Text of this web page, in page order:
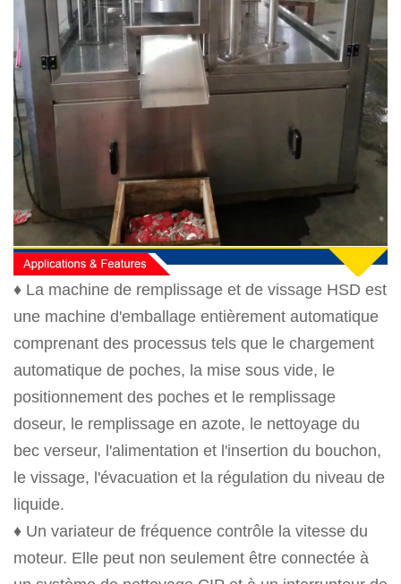
♦ La machine de remplissage et de vissage HSD est
une machine d'emballage entièrement automatique
comprenant des processus tels que le chargement
automatique de poches, la mise sous vide, le
positionnement des poches et le remplissage
doseur, le remplissage en azote, le nettoyage du
bec verseur, l'alimentation et l'insertion du bouchon,
le vissage, l'évacuation et la régulation du niveau de
liquide.
♦ Un variateur de fréquence contrôle la vitesse du
moteur. Elle peut non seulement être connectée à